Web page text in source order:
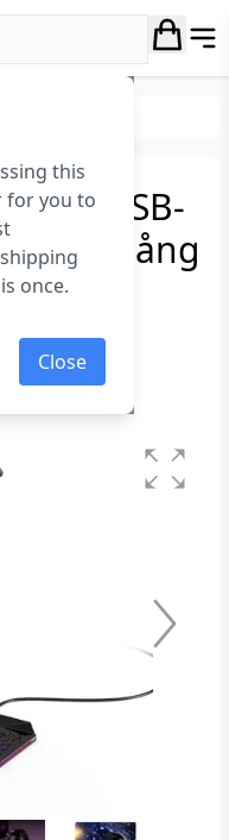
this
for you to
once.
Close
USB-
ljudingång